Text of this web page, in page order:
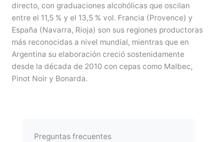
directo, con graduaciones alcohólicas que oscilan
entre el 11,5 % y el 13,5 % vol. Francia (Provence) y
España (Navarra, Rioja) son sus regiones productoras
más reconocidas a nivel mundial, mientras que en
Argentina su elaboración creció sostenidamente
desde la década de 2010 con cepas como Malbec,
Pinot Noir y Bonarda.
Preguntas frecuentes